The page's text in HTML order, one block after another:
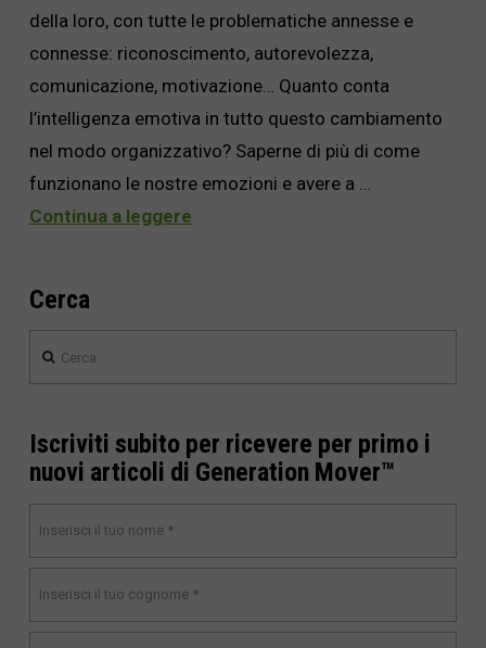
della loro, con tutte le problematiche annesse e
connesse: riconoscimento, autorevolezza,
comunicazione, motivazione… Quanto conta
l’intelligenza emotiva in tutto questo cambiamento
nel modo organizzativo? Saperne di più di come
funzionano le nostre emozioni e avere a …
Continua a leggere
Cerca
Iscriviti subito per ricevere per primo i
nuovi articoli di Generation Mover™